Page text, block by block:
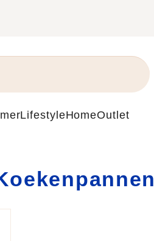
LifestyleHomeOutlet